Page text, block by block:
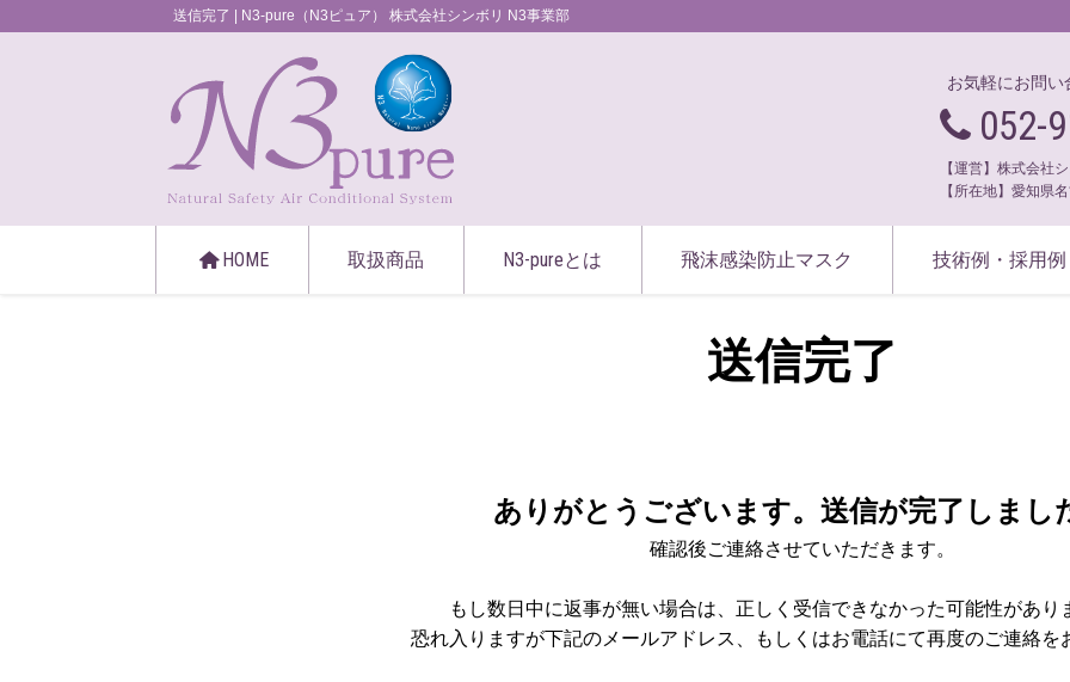
送信完了 | N3-pure（N3ピュア） 株式会社シンボリ N3事業部
お気軽にお問い
052-
【運営】株式会社
【所在地】愛知県
HOME 取扱商品 N3-pureとは 飛沫感染防止マスク 技術例・採用例
送信完了
ありがとうございます。送信が完了しまし
確認後ご連絡させていただきます。
もし数日中に返事が無い場合は、正しく受信できなかった可能性があり
恐れ入りますが下記のメールアドレス、もしくはお電話にて再度のご連絡を